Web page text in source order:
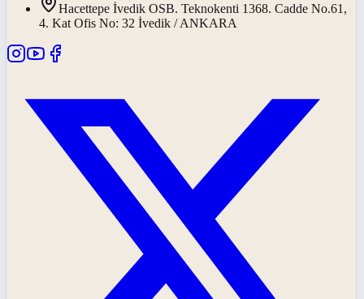
Hacettepe İvedik OSB. Teknokenti 1368. Cadde No.61,
4. Kat Ofis No: 32 İvedik / ANKARA